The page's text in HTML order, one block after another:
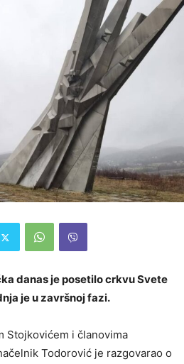
danas je posetilo crkvu Svete
je u završnoj fazi.
Stojkovićem i članovima
Todorović je razgovarao o